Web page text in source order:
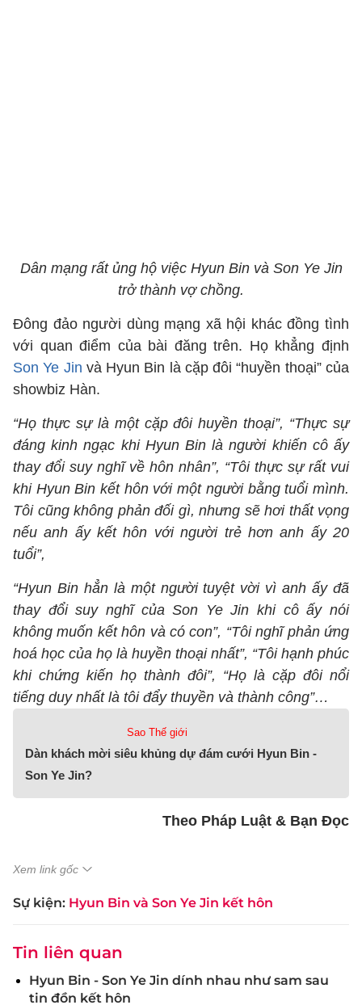
Sự kiện: Hyun Bin và Son Ye Jin kết hôn
Dân mạng rất ủng hộ việc Hyun Bin và Son Ye Jin
trở thành vợ chồng.
Đông đảo người dùng mạng xã hội khác đồng tình
với quan điểm của bài đăng trên. Họ khẳng định
Son Ye Jin và Hyun Bin là cặp đôi “huyền thoại” của
showbiz Hàn.
“Họ thực sự là một cặp đôi huyền thoại”, “Thực sự
đáng kinh ngạc khi Hyun Bin là người khiến cô ấy
thay đổi suy nghĩ về hôn nhân”, “Tôi thực sự rất vui
khi Hyun Bin kết hôn với một người bằng tuổi mình.
Tôi cũng không phản đối gì, nhưng sẽ hơi thất vọng
nếu anh ấy kết hôn với người trẻ hơn anh ấy 20
tuổi”,
“Hyun Bin hẳn là một người tuyệt vời vì anh ấy đã
thay đổi suy nghĩ của Son Ye Jin khi cô ấy nói
không muốn kết hôn và có con”, “Tôi nghĩ phản ứng
hoá học của họ là huyền thoại nhất”, “Tôi hạnh phúc
khi chứng kiến họ thành đôi”, “Họ là cặp đôi nổi
tiếng duy nhất là tôi đẩy thuyền và thành công”…
Sao Thế giới
Dàn khách mời siêu khủng dự đám cưới Hyun Bin -
Son Ye Jin?
Theo Pháp Luật & Bạn Đọc
Xem link gốc
Tin liên quan
Hyun Bin - Son Ye Jin dính nhau như sam sau
tin đồn kết hôn